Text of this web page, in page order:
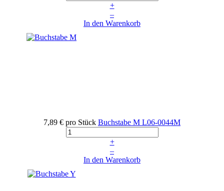
+
–
In den Warenkorb
7,89 € pro Stück Buchstabe M L06-0044M
+
–
In den Warenkorb